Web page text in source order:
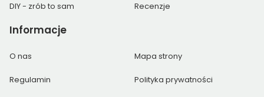
DIY - zrób to sam Recenzje
Informacje
O nas Mapa strony
Regulamin Polityka prywatności